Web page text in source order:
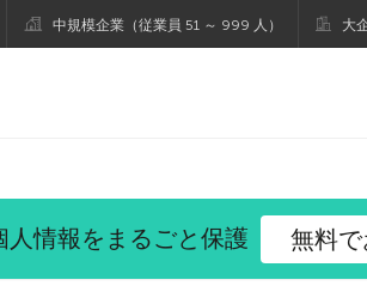
中規模企業（従業員 51 ～ 999 人） 大
情報をまるごと保護 無料で